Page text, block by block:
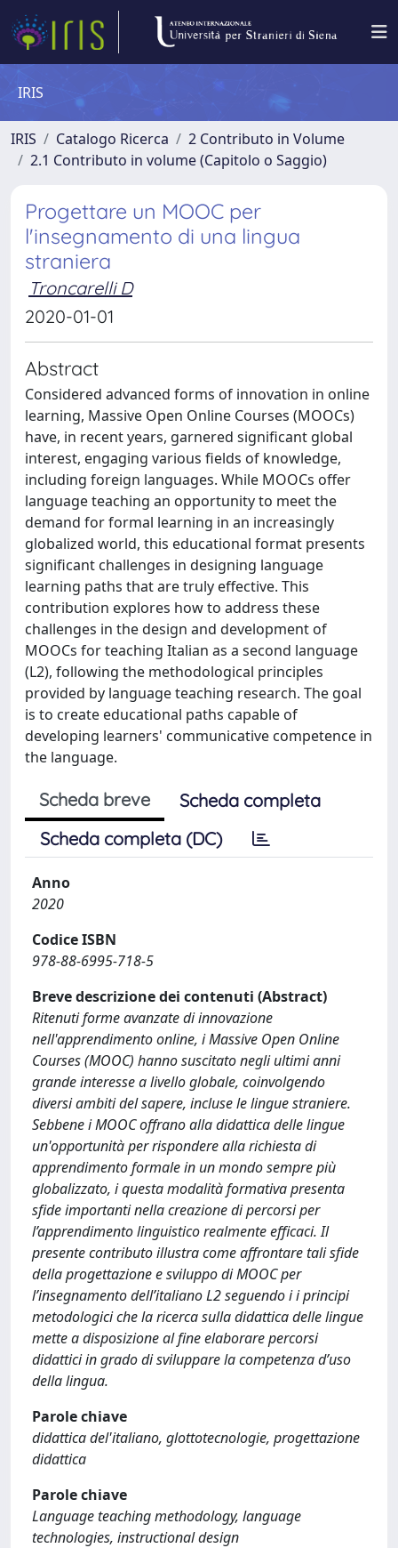
IRIS
IRIS Catalogo Ricerca
2 Contributo in Volume
2.1 Contributo in volume (Capitolo o Saggio)
Progettare un MOOC per
l'insegnamento di una lingua
straniera
Troncarelli D
2020-01-01
Abstract
Considered advanced forms of innovation in online
learning, Massive Open Online Courses (MOOCs)
have, in recent years, garnered significant global
interest, engaging various fields of knowledge,
including foreign languages. While MOOCs offer
language teaching an opportunity to meet the
demand for formal learning in an increasingly
globalized world, this educational format presents
significant challenges in designing language
learning paths that are truly effective. This
contribution explores how to address these
challenges in the design and development of
MOOCs for teaching Italian as a second language
(L2), following the methodological principles
provided by language teaching research. The goal
is to create educational paths capable of
developing learners' communicative competence in
the language.
Scheda breve
Scheda completa
Scheda completa (DC)
Anno
2020
Codice ISBN
978-88-6995-718-5
Breve descrizione dei contenuti (Abstract)
Ritenuti forme avanzate di innovazione
nell'apprendimento online, i Massive Open Online
Courses (MOOC) hanno suscitato negli ultimi anni
grande interesse a livello globale, coinvolgendo
diversi ambiti del sapere, incluse le lingue straniere.
Sebbene i MOOC offrano alla didattica delle lingue
un'opportunità per rispondere alla richiesta di
apprendimento formale in un mondo sempre più
globalizzato, i questa modalità formativa presenta
sfide importanti nella creazione di percorsi per
l’apprendimento linguistico realmente efficaci. Il
presente contributo illustra come affrontare tali sfide
della progettazione e sviluppo di MOOC per
l’insegnamento dell’italiano L2 seguendo i i principi
metodologici che la ricerca sulla didattica delle lingue
mette a disposizione al fine elaborare percorsi
didattici in grado di sviluppare la competenza d’uso
della lingua.
Parole chiave
didattica del'italiano, glottotecnologie, progettazione
didattica
Parole chiave
Language teaching methodology, language
technologies, instructional design